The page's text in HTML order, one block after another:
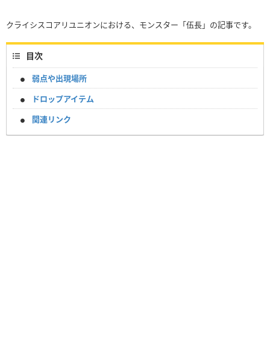
クライシスコアリユニオンにおける、モンスター「伍長」の記事です。
目次
弱点や出現場所
ドロップアイテム
関連リンク